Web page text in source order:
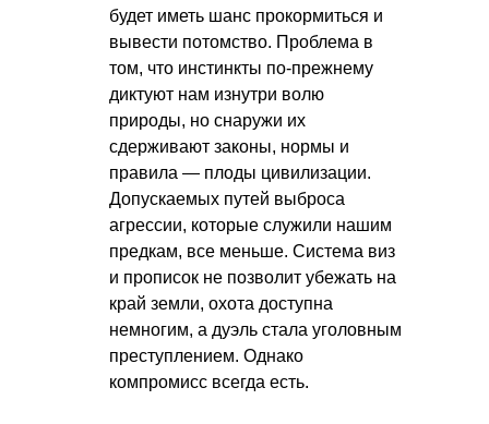
будет иметь шанс прокормиться и
вывести потомство. Проблема в
том, что инстинкты по-прежнему
диктуют нам изнутри волю
природы, но снаружи их
сдерживают законы, нормы и
правила — плоды цивилизации.
Допускаемых путей выброса
агрессии, которые служили нашим
предкам, все меньше. Система виз
и прописок не позволит убежать на
край земли, охота доступна
немногим, а дуэль стала уголовным
преступлением. Однако
компромисс всегда есть.